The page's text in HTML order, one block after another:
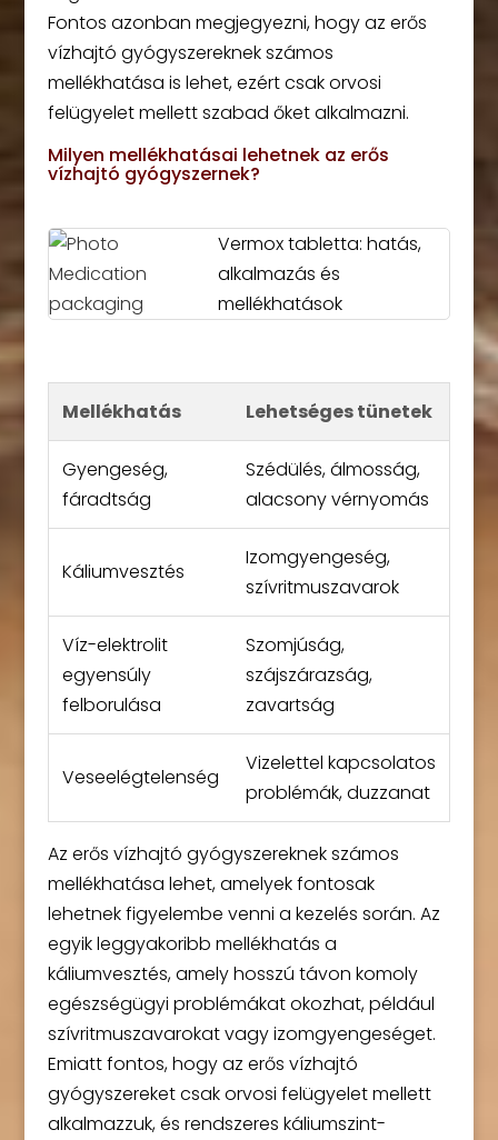
Fontos azonban megjegyezni, hogy az erős
vízhajtó gyógyszereknek számos
mellékhatása is lehet, ezért csak orvosi
felügyelet mellett szabad őket alkalmazni.
Milyen mellékhatásai lehetnek az erős
vízhajtó gyógyszernek?
Vermox tabletta: hatás,
alkalmazás és
mellékhatások
Mellékhatás Lehetséges tünetek
Gyengeség,
fáradtság
Szédülés, álmosság,
alacsony vérnyomás
Káliumvesztés
Izomgyengeség,
szívritmuszavarok
Víz-elektrolit
egyensúly
felborulása
Szomjúság,
szájszárazság,
zavartság
Veseelégtelenség
Vizelettel kapcsolatos
problémák, duzzanat
Az erős vízhajtó gyógyszereknek számos
mellékhatása lehet, amelyek fontosak
lehetnek figyelembe venni a kezelés során. Az
egyik leggyakoribb mellékhatás a
káliumvesztés, amely hosszú távon komoly
egészségügyi problémákat okozhat, például
szívritmuszavarokat vagy izomgyengeséget.
Emiatt fontos, hogy az erős vízhajtó
gyógyszereket csak orvosi felügyelet mellett
alkalmazzuk, és rendszeres káliumszint-